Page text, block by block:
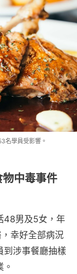
名學員受影響。
物中毒事件
48男及5女，年
幸好全部病況
到涉事餐廳抽樣